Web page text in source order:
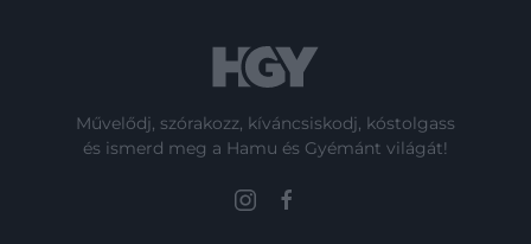
Művelődj, szórakozz, kíváncsiskodj, kóstolgass
és ismerd meg a Hamu és Gyémánt világát!